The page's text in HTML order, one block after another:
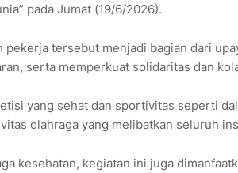
pada Jumat (19/6/2026).
tersebut menjadi bagian dari
serta memperkuat solidaritas dan
yang sehat dan sportivitas seperti
olahraga yang melibatkan seluruh
kesehatan, kegiatan ini juga